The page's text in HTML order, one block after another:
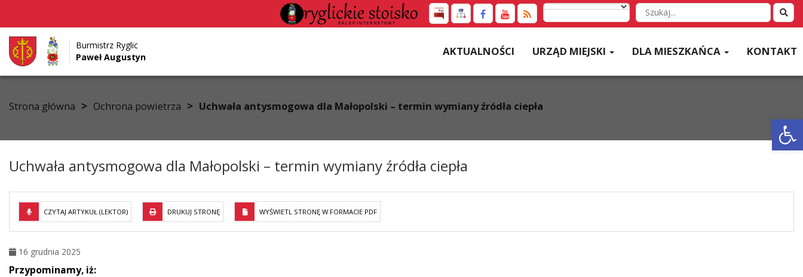
Przejdź do menu
Przejdź do głównej treści strony
Przejdź do stopki strony
Wyszukaj
w
Burmistrz Ryglic
Paweł Augustyn
AKTUALNOŚCI URZĄD MIEJSKI DLA MIESZKAŃCA KONTAKT
Strona główna > Ochrona powietrza > Uchwała antysmogowa dla Małopolski – termin wymiany źródła ciepła
Uchwała antysmogowa dla Małopolski – termin wymiany źródła ciepła
CZYTAJ ARTYKUŁ (LEKTOR) DRUKUJ STRONĘ WYŚWIETL STRONĘ W FORMACIE PDF
16 grudnia 2025
Przypominamy, iż: